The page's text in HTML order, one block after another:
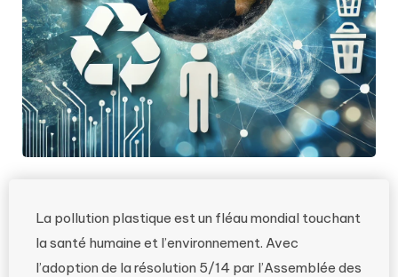
La pollution plastique est un fléau mondial touchant
la santé humaine et l’environnement. Avec
l’adoption de la résolution 5/14 par l’Assemblée des